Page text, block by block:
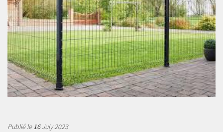
Publié le16July 2023